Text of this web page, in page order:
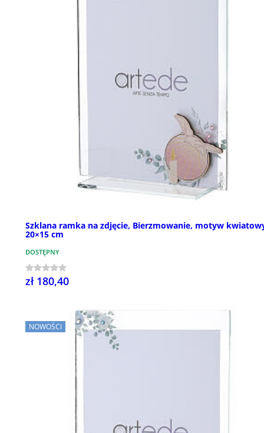
Szklana ramka na zdjęcie, Bierzmowanie, motyw
20×15 cm
DOSTĘPNY
zł 180,40
NOWOŚCI